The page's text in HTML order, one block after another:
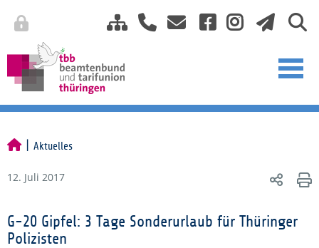
Aktuelles
12. Juli 2017
G-20 Gipfel: 3 Tage Sonderurlaub für Thüringer
Polizisten